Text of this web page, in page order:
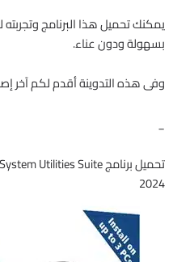
يمكنك تحميل هذا البرنامج
بسهولة ودون عناء.
وفى هذه التدوينة أقدم لكم آخر
_
2024